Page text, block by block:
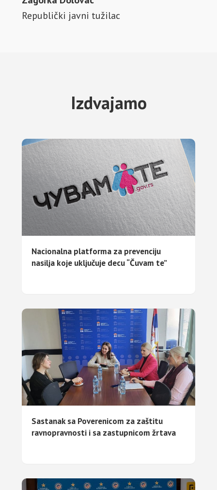
Republički javni tužilac
Izdvajamo
Nacionalna platforma za prevenciju
nasilja koje uključuje decu “Čuvam te”
Sastanak sa Poverenicom za zaštitu
ravnopravnosti i sa zastupnicom žrtava